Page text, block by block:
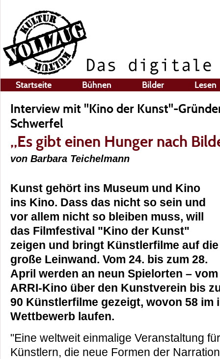
Startseite Bühnen Bilder Lesen
Interview mit "Kino der Kunst"-
Schwerfel
„Es gibt einen Hunger nach
von Barbara Teichelmann
Kunst gehört ins Museum und Kino
ins Kino. Dass das nicht so sein und
vor allem nicht so bleiben muss, will
das Filmfestival "Kino der Kunst"
zeigen und bringt Künstlerfilme auf die
große Leinwand. Vom 24. bis zum 28.
April werden an neun Spielorten – vom
ARRI-Kino über den Kunstverein bis
90 Künstlerfilme gezeigt, wovon 58 im
Wettbewerb laufen.
"Eine weltweit einmalige Veranstaltung
Künstlern, die neue Formen der